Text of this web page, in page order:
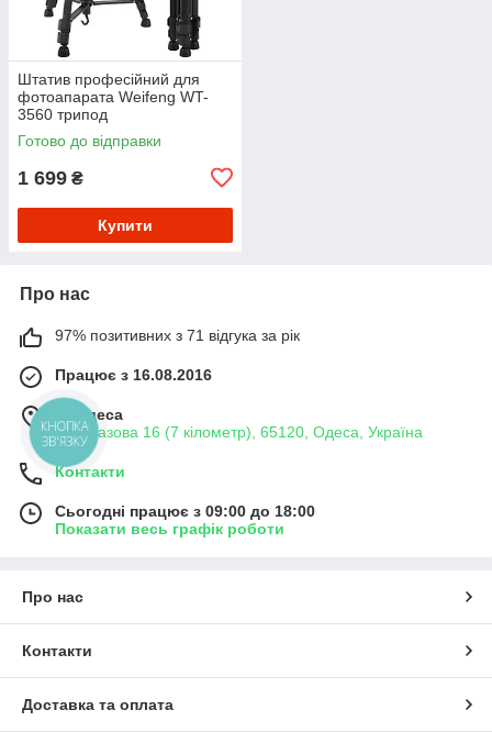
Штатив професійний для
фотоапарата Weifeng WT-
3560 трипод
Готово до відправки
1 699 ₴
Купити
Про нас
97% позитивних з 71 відгука за рік
Працює з 16.08.2016
м. Одеса
вул. Базова 16 (7 кілометр), 65120, Одеса, Україна
Контакти
Сьогодні працює з 09:00 до 18:00
Показати весь графік роботи
Про нас
Контакти
Доставка та оплата
КНОПКА
ЗВ'ЯЗКУ